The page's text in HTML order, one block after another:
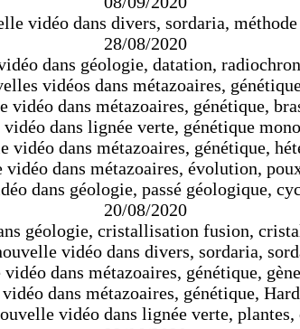
vidéo dans divers, sordaria,
28/08/2020
dans géologie, datation,
vidéos dans métazoaires,
vidéo dans métazoaires, génétique,
dans lignée verte, génétique
vidéo dans métazoaires, génétique,
vidéo dans métazoaires, évolution,
dans géologie, passé géologique,
20/08/2020
géologie, cristallisation fusion,
vidéo dans divers, sordaria,
dans métazoaires, génétique,
dans métazoaires, génétique,
vidéo dans lignée verte, plantes,